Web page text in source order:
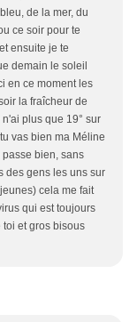
de la mer, du
ce soir pour te
ensuite je te
demain le soleil
en ce moment les
la fraîcheur de
plus que 19° sur
vas bien ma Méline
bien, sans
des gens les uns sur
cela me fait
qui est toujours
toi et gros bisous